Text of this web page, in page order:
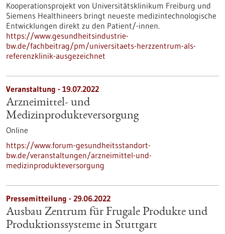
Kooperationsprojekt von Universitätsklinikum Freiburg und
Siemens Healthineers bringt neueste medizintechnologische
Entwicklungen direkt zu den Patient/-innen.
https://www.gesundheitsindustrie-
bw.de/fachbeitrag/pm/universitaets-herzzentrum-als-
referenzklinik-ausgezeichnet
Veranstaltung - 19.07.2022
Arzneimittel- und
Medizinprodukteversorgung
Online
https://www.forum-gesundheitsstandort-
bw.de/veranstaltungen/arzneimittel-und-
medizinprodukteversorgung
Pressemitteilung - 29.06.2022
Ausbau Zentrum für Frugale Produkte und
Produktionssysteme in Stuttgart